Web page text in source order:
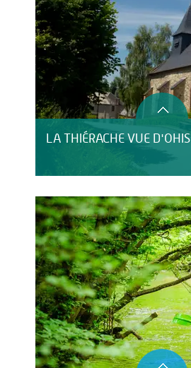
LA THIÉRACHE VUE D'OHIS